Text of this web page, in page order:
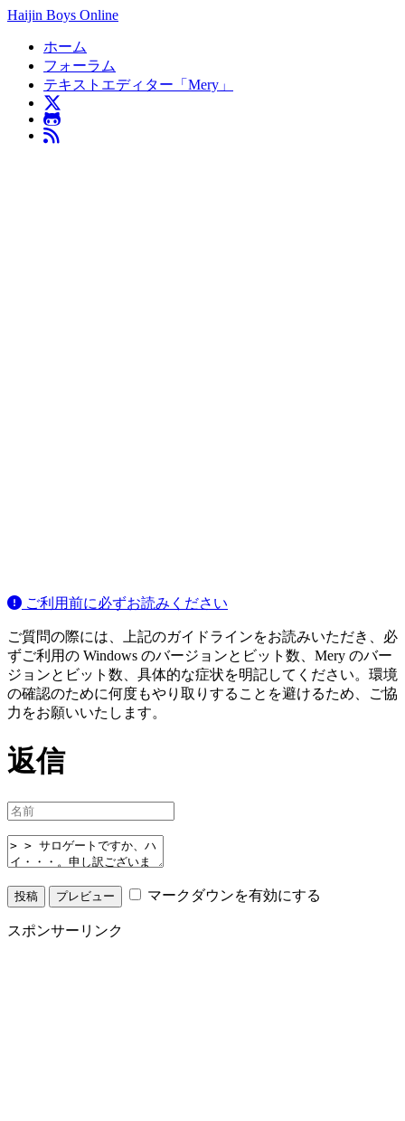
Haijin Boys Online
ホーム
フォーラム
テキストエディター「Mery」
ご利用前に必ずお読みください
ご質問の際には、上記のガイドラインをお読みいただき、必
ずご利用の Windows のバージョンとビット数、Mery のバー
ジョンとビット数、具体的な症状を明記してください。環境
の確認のために何度もやり取りすることを避けるため、ご協
力をお願いいたします。
返信
マークダウンを有効にする
スポンサーリンク